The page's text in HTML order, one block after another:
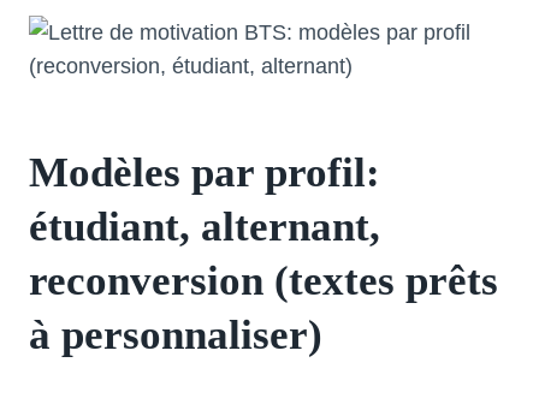
Modèles par profil:
étudiant, alternant,
reconversion (textes prêts
à personnaliser)